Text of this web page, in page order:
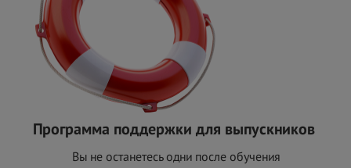
Программа поддержки для выпускников
Вы не останетесь одни после обучения